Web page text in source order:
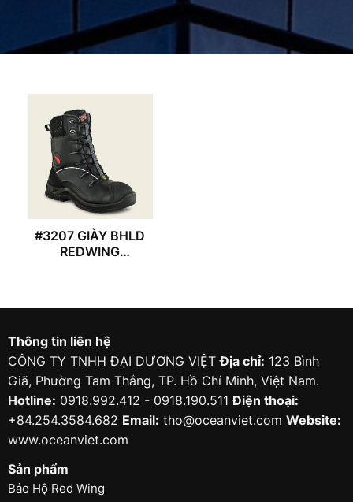
#3207 GIÀY BHLD
REDWING
Thông tin liên hệ
CÔNG TY TNHH ĐẠI DƯƠNG VIỆTĐịa chỉ: 123 Bình
Giã, Phường Tam Thắng, TP. Hồ Chí Minh, Việt Nam.
Hotline: 0918.992.412 - 0918.190.511Điện thoại:
+84.254.3584.682 Email: tho@oceanviet.com Website:
www.oceanviet.com
Sản phẩm
Bảo Hộ Red Wing